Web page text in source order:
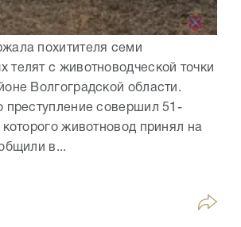
похитителя семи
телят с животноводческой точки
Волгоградской области.
преступление совершил 51-
которого животновод принял на
в...